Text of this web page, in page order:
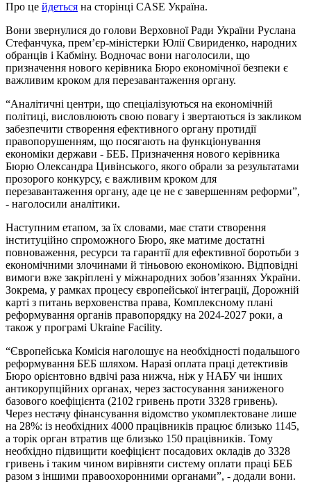
Про це йдеться на сторінці CASE Україна.
Вони звернулися до голови Верховної Ради України Руслана
Стефанчука, прем’єр-міністерки Юлії Свириденко, народних
обранців і Кабміну. Водночас вони наголосили, що
призначення нового керівника Бюро економічної безпеки є
важливим кроком для перезавантаження органу.
“Аналітичні центри, що спеціалізуються на економічній
політиці, висловлюють свою повагу і звертаються із закликом
забезпечити створення ефективного органу протидії
правопорушенням, що посягають на функціонування
економіки держави - БЕБ. Призначення нового керівника
Бюрю Олександра Цивінського, якого обрали за результатами
прозорого конкурсу, є важливим кроком для
перезавантаження органу, аде це не є завершенням реформи”,
- наголосили аналітики.
Наступним етапом, за їх словами, має стати створення
інституційно спроможного Бюро, яке матиме достатні
повноваження, ресурси та гарантії для ефективної боротьби з
економічними злочинами й тіньовою економікою. Відповідні
вимоги вже закріплені у міжнародних зобов’язаннях України.
Зокрема, у рамках процесу європейської інтеграції, Дорожній
карті з питань верховенства права, Комплексному плані
реформування органів правопорядку на 2024-2027 роки, а
також у програмі Ukraine Facility.
“Європейська Комісія наголошує на необхідності подальшого
реформування БЕБ шляхом. Наразі оплата праці детективів
Бюро орієнтовно вдвічі раза нижча, ніж у НАБУ чи інших
антикорупційних органах, через застосування заниженого
базового коефіцієнта (2102 гривень проти 3328 гривень).
Через нестачу фінансування відомство укомплектоване лише
на 28%: із необхідних 4000 працівників працює близько 1145,
а торік орган втратив ще близько 150 працівників. Тому
необхідно підвищити коефіцієнт посадових окладів до 3328
гривень і таким чином вирівняти систему оплати праці БЕБ
разом з іншими правоохоронними органами”, - додали вони.